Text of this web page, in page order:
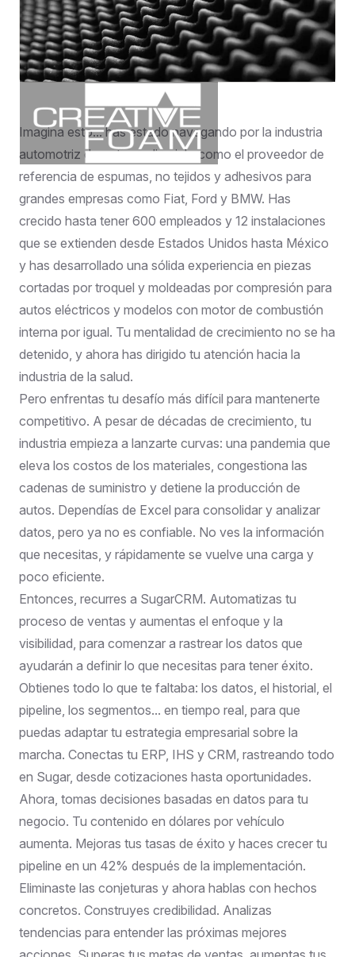
Imagina esto... has estado navegando por la industria
automotriz durante medio siglo como el proveedor de
referencia de espumas, no tejidos y adhesivos para
grandes empresas como Fiat, Ford y BMW. Has
crecido hasta tener 600 empleados y 12 instalaciones
que se extienden desde Estados Unidos hasta México
y has desarrollado una sólida experiencia en piezas
cortadas por troquel y moldeadas por compresión para
autos eléctricos y modelos con motor de combustión
interna por igual. Tu mentalidad de crecimiento no se ha
detenido, y ahora has dirigido tu atención hacia la
industria de la salud.
Pero enfrentas tu desafío más difícil para mantenerte
competitivo. A pesar de décadas de crecimiento, tu
industria empieza a lanzarte curvas: una pandemia que
eleva los costos de los materiales, congestiona las
cadenas de suministro y detiene la producción de
autos. Dependías de Excel para consolidar y analizar
datos, pero ya no es confiable. No ves la información
que necesitas, y rápidamente se vuelve una carga y
poco eficiente.
Entonces, recurres a SugarCRM. Automatizas tu
proceso de ventas y aumentas el enfoque y la
visibilidad, para comenzar a rastrear los datos que
ayudarán a definir lo que necesitas para tener éxito.
Obtienes todo lo que te faltaba: los datos, el historial, el
pipeline, los segmentos... en tiempo real, para que
puedas adaptar tu estrategia empresarial sobre la
marcha. Conectas tu ERP, IHS y CRM, rastreando todo
en Sugar, desde cotizaciones hasta oportunidades.
Ahora, tomas decisiones basadas en datos para tu
negocio. Tu contenido en dólares por vehículo
aumenta. Mejoras tus tasas de éxito y haces crecer tu
pipeline en un 42% después de la implementación.
Eliminaste las conjeturas y ahora hablas con hechos
concretos. Construyes credibilidad. Analizas
tendencias para entender las próximas mejores